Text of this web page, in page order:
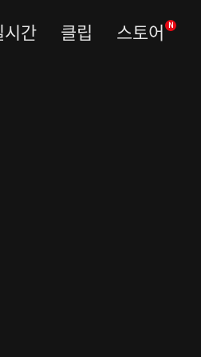
시간 클립 스토어 N